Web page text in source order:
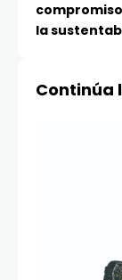
la
Continúa